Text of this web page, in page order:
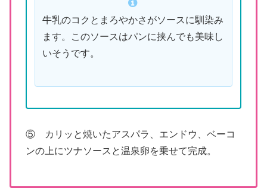
牛乳のコクとまろやかさがソースに馴染み
ます。このソースはパンに挟んでも美味し
いそうです。
⑤ カリッと焼いたアスパラ、エンドウ、ベーコ
ンの上にツナソースと温泉卵を乗せて完成。